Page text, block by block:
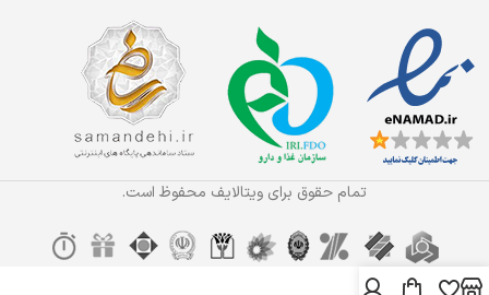
تمام حقوق برای ویتالایف محفوظ است.